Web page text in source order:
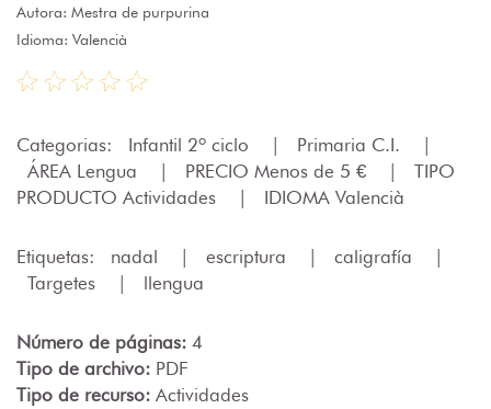
Autora: Mestra de purpurina
Idioma: Valencià
Categorias: Infantil 2º ciclo Primaria C.I.
ÁREA Lengua
PRECIO Menos de 5 €
TIPO
PRODUCTO Actividades
IDIOMA Valencià
Etiquetas: nadal escriptura caligrafía
Targetes
llengua
Número de páginas: 4
Tipo de archivo: PDF
Tipo de recurso: Actividades